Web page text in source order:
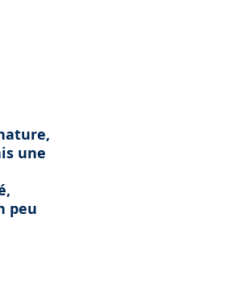
une
peu